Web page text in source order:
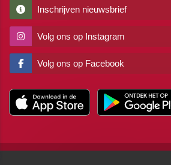
Inschrijven nieuwsbrief
Volg ons op Instagram
Volg ons op Facebook